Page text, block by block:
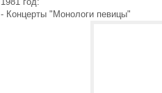
- Концерты "Монологи певицы"